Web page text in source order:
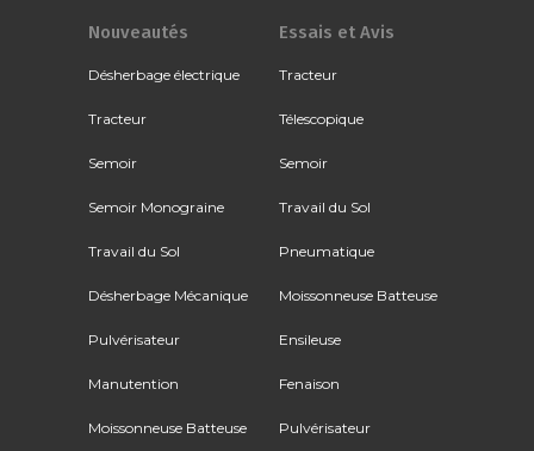
Nouveautés
Désherbage électrique
Tracteur
Semoir
Semoir Monograine
Travail du Sol
Désherbage Mécanique
Pulvérisateur
Manutention
Moissonneuse Batteuse
Essais et Avis
Tracteur
Télescopique
Semoir
Travail du Sol
Pneumatique
Moissonneuse Batteuse
Ensileuse
Fenaison
Pulvérisateur